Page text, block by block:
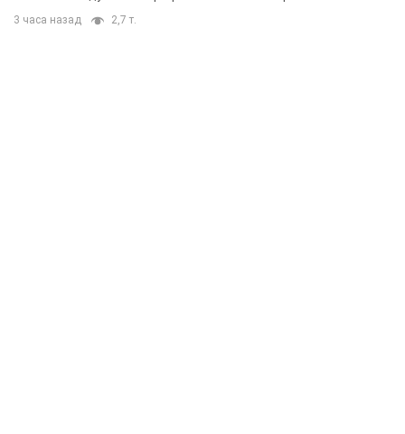
3 часа назад 2,7 т.